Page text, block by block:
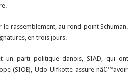
rassemblement, au rond-point Schuman.
en trois jours.
un parti politique danois, SIAD, qui ont
(SIOE), Udo Ulfkotte assure nâ€™avoir